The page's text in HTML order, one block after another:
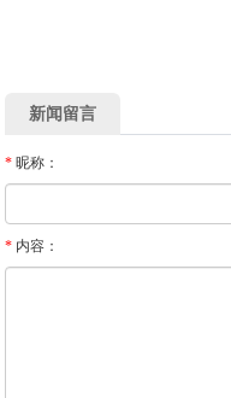
新闻留言
* 昵称：
* 内容：